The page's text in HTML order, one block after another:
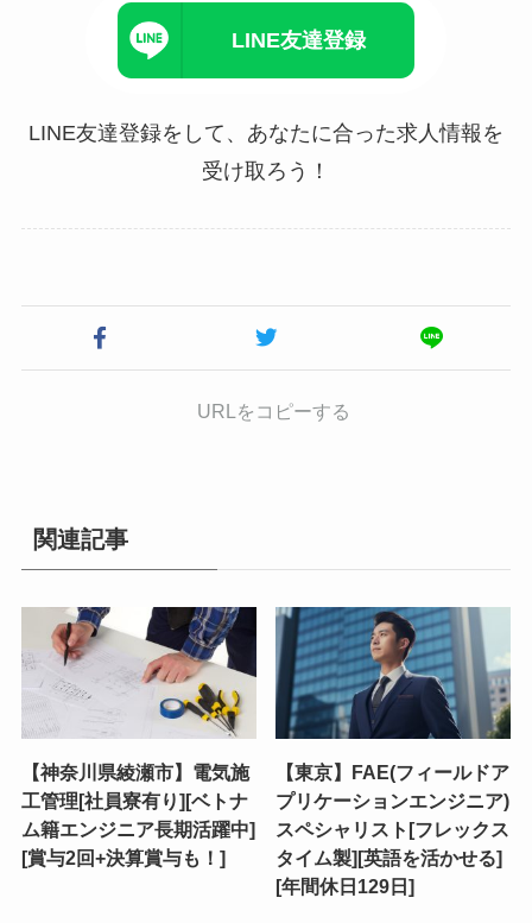
LINE友達登録
LINE友達登録をして、あなたに合った求人情報を
受け取ろう！
URLをコピーする
関連記事
【神奈川県綾瀬市】電気施
工管理[社員寮有り][ベトナ
ム籍エンジニア長期活躍中]
[賞与2回+決算賞与も！]
【東京】FAE(フィールドア
プリケーションエンジニア)
スペシャリスト[フレックス
タイム製][英語を活かせる]
[年間休日129日]